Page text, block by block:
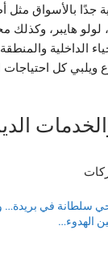
جدًا بالأسواق
لولو هايبر،
الداخلية
ويلبي كل احتياجات
سلطانة في بريدة…
الهدوء…